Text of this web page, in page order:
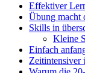
Effektiver
Übung macht
Skills in
Kleine
Einfach
Zeitintensiver